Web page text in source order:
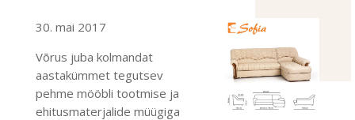
30. mai 2017
Võrus juba kolmandat
aastakümmet tegutsev
pehme mööbli tootmise ja
ehitusmaterjalide müügiga